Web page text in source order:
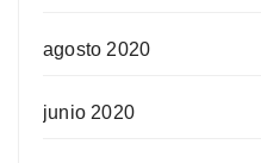
agosto 2020
junio 2020